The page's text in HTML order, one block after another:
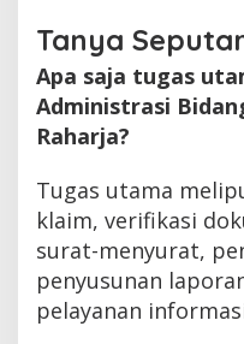
Tanya
Apa saja tugas
Administrasi
Raharja?
Tugas utama
klaim, verifikasi
surat-menyurat,
penyusunan
pelayanan